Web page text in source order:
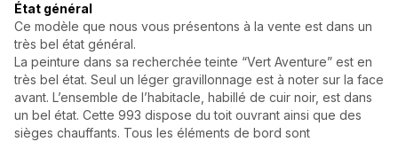
État général
Ce modèle que nous vous présentons à la vente est dans un
très bel état général.
La peinture dans sa recherchée teinte “Vert Aventure” est en
très bel état. Seul un léger gravillonnage est à noter sur la face
avant. L’ensemble de l’habitacle, habillé de cuir noir, est dans
un bel état. Cette 993 dispose du toit ouvrant ainsi que des
sièges chauffants. Tous les éléments de bord sont